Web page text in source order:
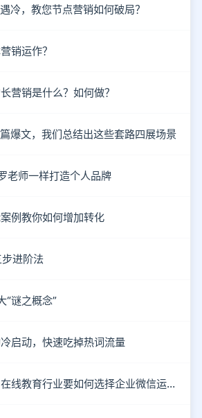
冷，教您节点营销如何破局？
销运作？
营销是什么？如何做？
爆文，我们总结出这些套路四展场景
老师一样打造个人品牌
案例教你如何增加转化
进阶法
“谜之概念”
启动，快速吃掉热词流量
企业版or教育版，在线教育行业要如何选择企业微信运营私域流量？